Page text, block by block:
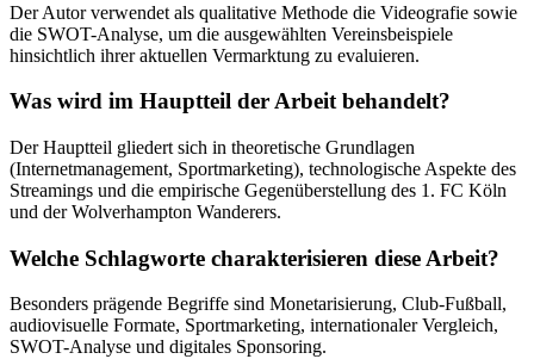
Der Autor verwendet als qualitative Methode die Videografie sowie
die SWOT-Analyse, um die ausgewählten Vereinsbeispiele
hinsichtlich ihrer aktuellen Vermarktung zu evaluieren.
Was wird im Hauptteil der Arbeit behandelt?
Der Hauptteil gliedert sich in theoretische Grundlagen
(Internetmanagement, Sportmarketing), technologische Aspekte des
Streamings und die empirische Gegenüberstellung des 1. FC Köln
und der Wolverhampton Wanderers.
Welche Schlagworte charakterisieren diese Arbeit?
Besonders prägende Begriffe sind Monetarisierung, Club-Fußball,
audiovisuelle Formate, Sportmarketing, internationaler Vergleich,
SWOT-Analyse und digitales Sponsoring.